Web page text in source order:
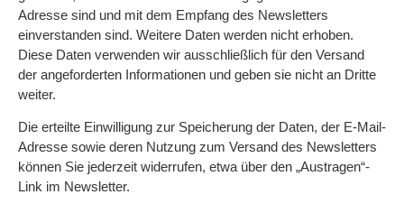
Adresse sind und mit dem Empfang des Newsletters
einverstanden sind. Weitere Daten werden nicht erhoben.
Diese Daten verwenden wir ausschließlich für den Versand
der angeforderten Informationen und geben sie nicht an Dritte
weiter.
Die erteilte Einwilligung zur Speicherung der Daten, der E-Mail-
Adresse sowie deren Nutzung zum Versand des Newsletters
können Sie jederzeit widerrufen, etwa über den „Austragen“-
Link im Newsletter.